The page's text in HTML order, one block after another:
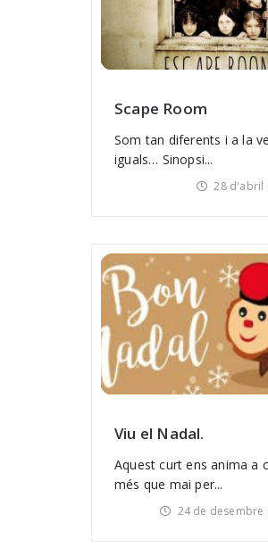
Scape Room
Som tan diferents i a la
iguals… Sinopsi...
28 d'abril
Viu el Nadal.
Aquest curt ens anima a
més que mai per...
24 de desembre